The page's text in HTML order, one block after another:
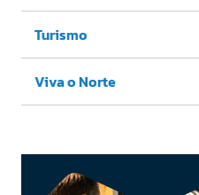
Turismo
Viva o Norte